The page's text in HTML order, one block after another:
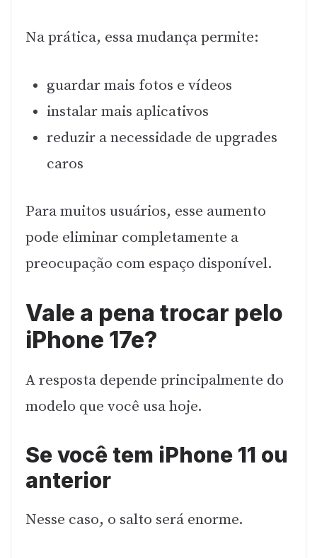
Na prática, essa mudança permite:
guardar mais fotos e vídeos
instalar mais aplicativos
reduzir a necessidade de upgrades
caros
Para muitos usuários, esse aumento
pode eliminar completamente a
preocupação com espaço disponível.
Vale a pena trocar pelo
iPhone 17e?
A resposta depende principalmente do
modelo que você usa hoje.
Se você tem iPhone 11 ou
anterior
Nesse caso, o salto será enorme.